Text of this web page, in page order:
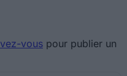
vous pour publier un